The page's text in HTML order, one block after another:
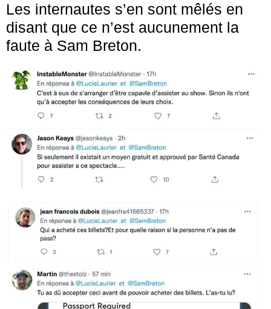
Les internautes s’en sont mêlés en
disant que ce n’est aucunement la
faute à Sam Breton.